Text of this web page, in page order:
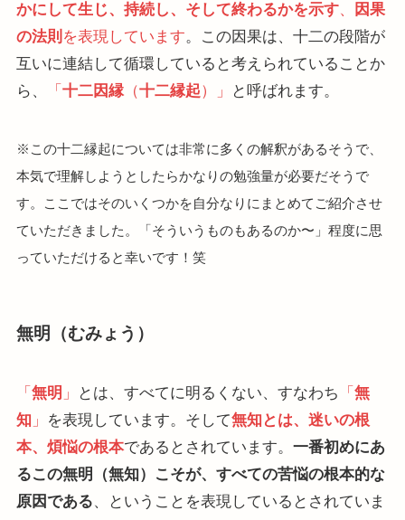
かにして生じ、持続し、そして終わるかを示す、
因果
の法則 を表現しています。この因果は、十二の段階が
互いに連結して循環していると考えられていることか
ら、
「 十二因縁（十二縁起）」 と呼ばれます。
※この十二縁起については非常に多くの解釈があるそうで、
本気で理解しようとしたらかなりの勉強量が必要だそうで
す。ここではそのいくつかを自分なりにまとめてご紹介させ
ていただきました。「そういうものもあるのか〜」程度に思
っていただけると幸いです！笑
無明（むみょう）
「 無明 」 とは、すべてに明るくない、すなわち 「 無
知 」 を表現しています。そして無知とは、迷いの根
本、煩悩の根本であるとされています。 一番初めにあ
るこの無明（無知）こそが、すべての苦悩の根本的な
原因である、ということを表現しているとされていま